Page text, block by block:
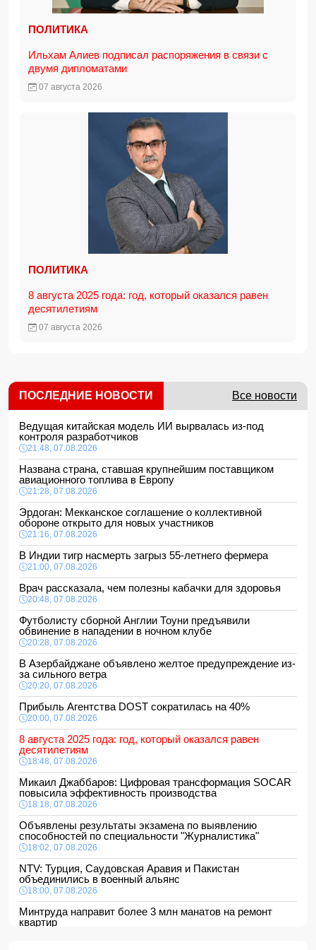
ПОЛИТИКА
Ильхам Алиев подписал распоряжения в связи с
двумя дипломатами
07 августа 2026
ПОЛИТИКА
8 августа 2025 года: год, который оказался равен
десятилетиям
07 августа 2026
ПОСЛЕДНИЕ НОВОСТИ Все новости
Ведущая китайская модель ИИ вырвалась из-под
контроля разработчиков
21:48, 07.08.2026
Названа страна, ставшая крупнейшим поставщиком
авиационного топлива в Европу
21:28, 07.08.2026
Эрдоган: Мекканское соглашение о коллективной
обороне открыто для новых участников
21:16, 07.08.2026
В Индии тигр насмерть загрыз 55-летнего фермера
21:00, 07.08.2026
Врач рассказала, чем полезны кабачки для здоровья
20:48, 07.08.2026
Футболисту сборной Англии Тоуни предъявили
обвинение в нападении в ночном клубе
20:28, 07.08.2026
В Азербайджане объявлено желтое предупреждение из-
за сильного ветра
20:20, 07.08.2026
Прибыль Агентства DOST сократилась на 40%
20:00, 07.08.2026
8 августа 2025 года: год, который оказался равен
десятилетиям
18:48, 07.08.2026
Микаил Джаббаров: Цифровая трансформация SOCAR
повысила эффективность производства
18:18, 07.08.2026
Объявлены результаты экзамена по выявлению
способностей по специальности "Журналистика"
18:02, 07.08.2026
NTV: Турция, Саудовская Аравия и Пакистан
объединились в военный альянс
18:00, 07.08.2026
Минтруда направит более 3 млн манатов на ремонт
квартир